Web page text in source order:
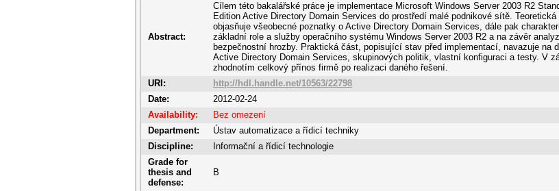
Abstract:
Cílem této bakalářské práce je implementace Microsoft Windows Server 2003 R2
Edition Active Directory Domain Services do prostředí malé podnikové sítě. Teoretická
objasňuje všeobecné poznatky o Active Directory Domain Services, dále pak
základní role a služby operačního systému Windows Server 2003 R2 a na závěr
bezpečnostní hrozby. Praktická část, popisující stav před implementací, navazuje na
Active Directory Domain Services, skupinových politik, vlastní konfiguraci a testy. V
zhodnotím celkový přínos firmě po realizaci daného řešení.
URI:
http://hdl.handle.net/10563/22798
Date:
2012-02-24
Availability:
Bez omezení
Department:
Ústav automatizace a řídicí techniky
Discipline:
Informační a řídicí technologie
Grade for
thesis and
defense:
B